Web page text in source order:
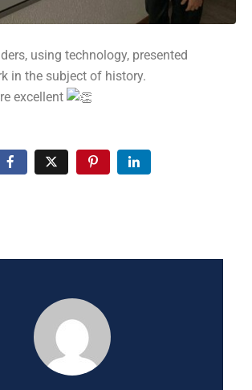
using technology, presented
in the subject of history.
excellent